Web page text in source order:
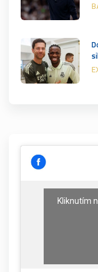
Kliknutím